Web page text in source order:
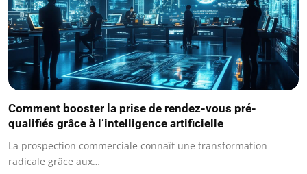
Comment booster la prise de rendez-vous pré-
qualifiés grâce à l’intelligence artificielle
La prospection commerciale connaît une transformation
radicale grâce aux…